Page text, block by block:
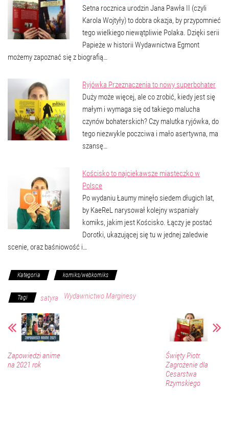
Setna rocznica urodzin Jana Pawła II (czyli
Karola Wojtyły) to dobra okazja, by przypomnieć
tego wielkiego niewątpliwie Polaka. Dzięki serii
Papieże w historii Wydawnictwa Egmont
możemy zapoznać się z biografią…
Ryjówka Przeznaczenia to nowy superbohater
Duży może więcej, ale co zrobić, kiedy jest się
małym i wymaga się od takiego malucha
czynów bohaterskich? Czy malutka ryjówka, do
tego niezwykle poczciwa i mało asertywna, ma
szansę…
Kościsko to najciekawsze miasteczko w
Polsce
Po wydaniu Łaumy minęło siedem długich lat,
by KaeReL narysował kolejny wspaniały
komiks, jakim jest Kościsko. Łączy je postać
Dorotki, ukazującej się tu w jednej zaledwie
scenie, oraz baśniowość i…
Kategoria komiks/webkomiks
Tagi satyra Wydawnictwo Marginesy
Zapowiedzi anime
na 2021 rok
Święty Piotr.
Zagrożenie dla
Cesarstwa
Rzymskiego